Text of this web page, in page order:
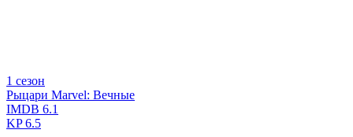
1 сезон
Рыцари Marvel: Вечные
IMDB 6.1
KP6.5